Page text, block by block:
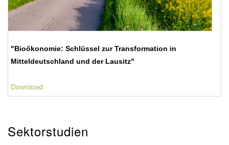
"Bioökonomie: Schlüssel zur Transformation in
Mitteldeutschland und der Lausitz"
Download
Sektorstudien